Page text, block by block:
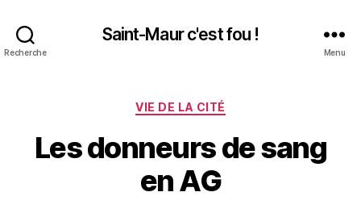
Recherche
Saint-Maur c'est fou !
Menu
Catégories
VIE DE LA CITÉ
Les donneurs de sang
en AG